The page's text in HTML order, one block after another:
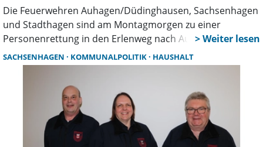
Die Feuerwehren Auhagen/Düdinghausen, Sachsenhagen
und Stadthagen sind am Montagmorgen zu einer
Personenrettung in den Erlenweg nach Auhagen
alarmiert worden.
SACHSENHAGEN KOMMUNALPOLITIK HAUSHALT